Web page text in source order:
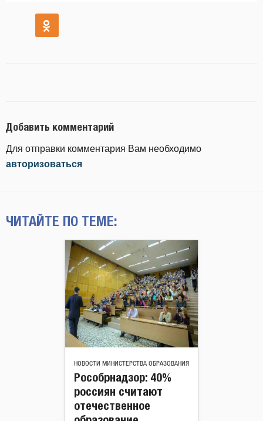
Добавить комментарий
Для отправки комментария Вам необходимо
авторизоваться
ЧИТАЙТЕ ПО ТЕМЕ:
НОВОСТИ МИНИСТЕРСТВА ОБРАЗОВАНИЯ
Рособрнадзор: 40%
россиян считают
отечественное